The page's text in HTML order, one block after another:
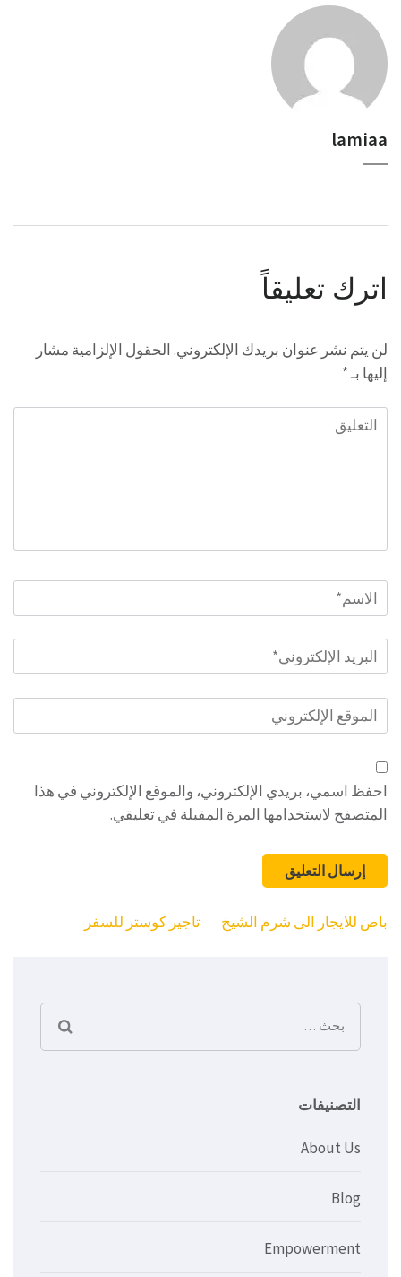
lamiaa
اترك تعليقاً
لن يتم نشر عنوان بريدك الإلكتروني. الحقول الإلزامية مشار
إليها بـ*
التعليق
الاسم
البريد
الإلكتروني*
الموقع
الإلكتروني
احفظ اسمي، بريدي الإلكتروني، والموقع الإلكتروني في هذا
المتصفح لاستخدامها المرة المقبلة في تعليقي.
تصفّح
تاجير كوستر للسفر باص للايجار الى شرم الشيخ
البحث
عن:
التصنيفات
About Us
Blog
Empowerment